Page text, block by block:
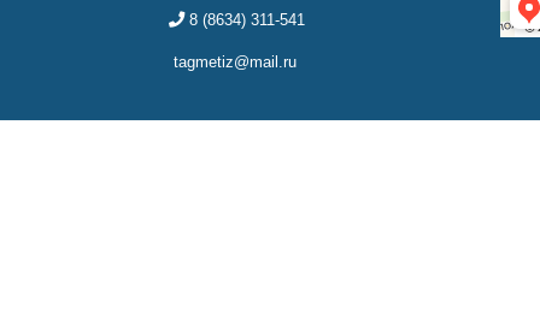
8 (8634) 311-541
tagmetiz@mail.ru